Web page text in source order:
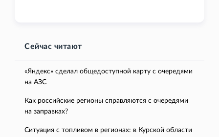
Сейчас читают
«Яндекс» сделал общедоступной карту с очередями
на АЗС
Как российские регионы справляются с очередями
на заправках?
Ситуация с топливом в регионах: в Курской области